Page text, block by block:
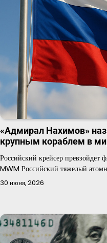
«Адмирал Нахимов»
крупным кораблем в
Российский крейсер
MWM Российский тяжелый
30 июня, 2026